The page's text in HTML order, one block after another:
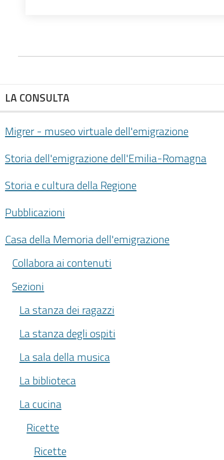
LA CONSULTA
Migrer - museo virtuale dell'emigrazione
Storia dell'emigrazione dell'Emilia-Romagna
Storia e cultura della Regione
Pubblicazioni
Casa della Memoria dell'emigrazione
Collabora ai contenuti
Sezioni
La stanza dei ragazzi
La stanza degli ospiti
La sala della musica
La biblioteca
La cucina
Ricette
Ricette